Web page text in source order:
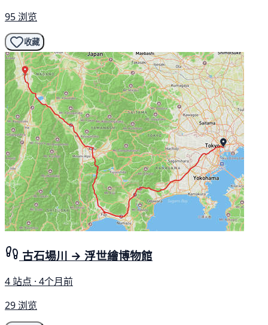
95 浏览
收藏
古石場川 → 浮世繪博物館
4 站点 · 4个月前
29 浏览